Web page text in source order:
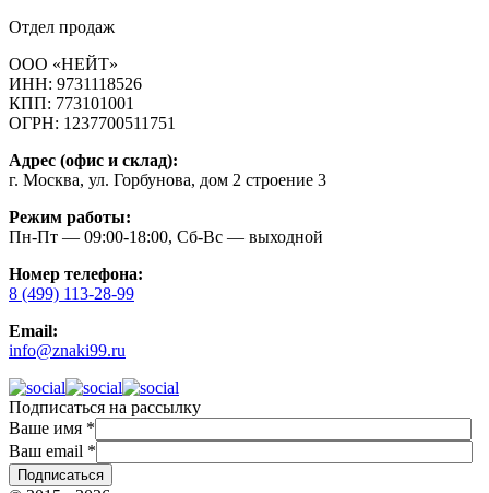
Отдел продаж
ООО «НЕЙТ»
ИНН: 9731118526
КПП: 773101001
ОГРН: 1237700511751
Адрес (офис и склад):
г. Москва, ул. Горбунова, дом 2 строение 3
Режим работы:
Пн-Пт — 09:00-18:00, Сб-Вс — выходной
Номер телефона:
8 (499) 113-28-99
Email:
info@znaki99.ru
Подписаться на рассылку
Ваше имя *
Ваш email *